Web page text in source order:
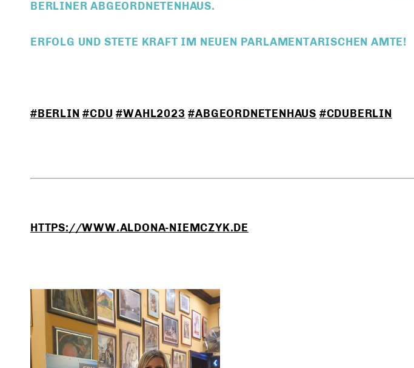
BERLINER ABGEORDNETENHAUS.
ERFOLG UND STETE KRAFT IM NEUEN PARLAMENTARISCHEN AMTE!
#BERLIN #CDU #WAHL2023 #ABGEORDNETENHAUS #CDUBERLIN
HTTPS://WWW.ALDONA-NIEMCZYK.DE